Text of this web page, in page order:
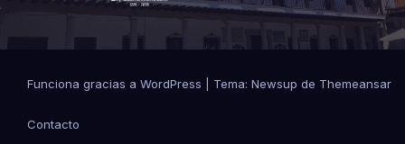
Funciona gracias a WordPress Tema: Newsup de Themeansar
Contacto